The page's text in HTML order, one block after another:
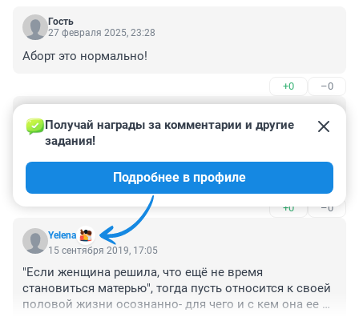
Гость
27 февраля 2025, 23:28
Аборт это нормально!
+0 –0
1 ноября 2019, 23:51
Будущая Мама не убивай ребенка, сохрани и роди его.
Безвыходных ситуаций не бывает. Все решаемо,
сделай правильный выбор. Поддержу, пиши
newvadim1631 собака gmail. com
+0 –0
Yelena
Получай награды за комментарии и другие
задания!
Подробнее в профиле
15 сентября 2019, 17:05
"Если женщина решила, что ещё не время
становиться матерью", тогда пусть относится к своей
половой жизни осознанно- для чего и с кем она ее